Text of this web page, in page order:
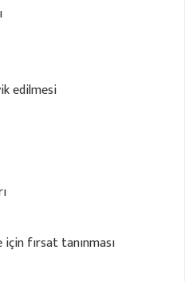
edilmesi
fırsat tanınması